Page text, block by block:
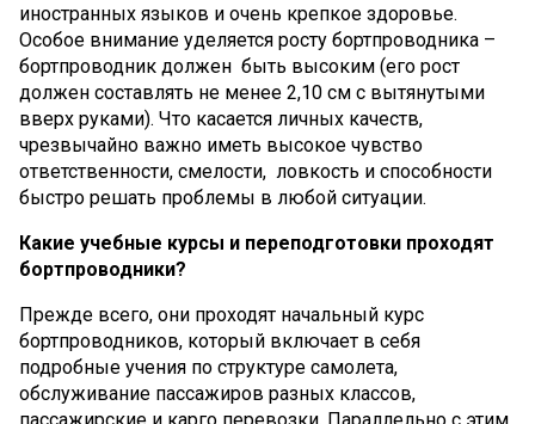
иностранных языков и очень крепкое здоровье.
Особое внимание уделяется росту бортпроводника –
бортпроводник должен быть высоким (его рост
должен составлять не менее 2,10 см с вытянутыми
вверх руками). Что касается личных качеств,
чрезвычайно важно иметь высокое чувство
ответственности, смелости, ловкость и способности
быстро решать проблемы в любой ситуации.
Какие учебные курсы и переподготовки проходят
бортпроводники?
Прежде всего, они проходят начальный курс
бортпроводников, который включает в себя
подробные учения по структуре самолета,
обслуживание пассажиров разных классов,